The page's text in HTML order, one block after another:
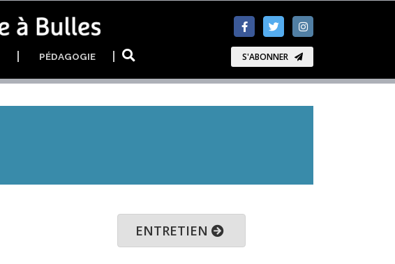
S'ABONNER
PÉDAGOGIE
ENTRETIEN